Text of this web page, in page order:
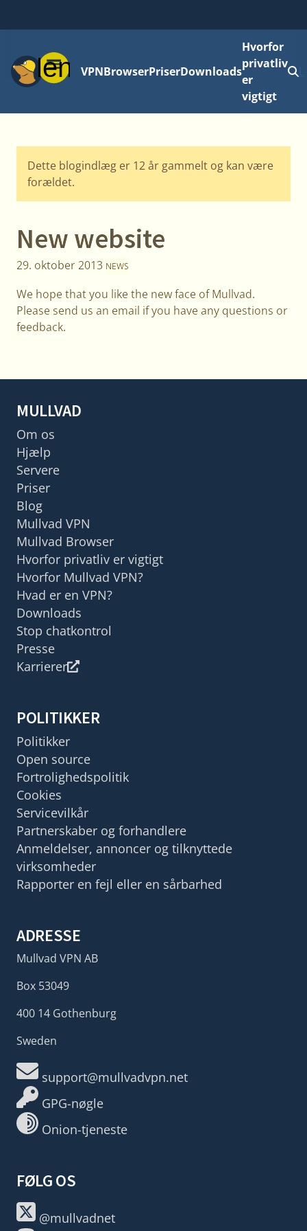
MenuVPNBrowserPriserDownloads
Hvorfor
privatliv
er
vigtigt
Dette blogindlæg er 12 år gammelt og kan være
forældet.
New website
29. oktober 2013 NEWS
We hope that you like the new face of Mullvad.
Please send us an email if you have any questions or
feedback.
MULLVAD
Om os
Hjælp
Servere
Priser
Blog
Mullvad VPN
Mullvad Browser
Hvorfor privatliv er vigtigt
Hvorfor Mullvad VPN?
Hvad er en VPN?
Downloads
Stop chatkontrol
Presse
Karrierer
POLITIKKER
Politikker
Open source
Fortrolighedspolitik
Cookies
Servicevilkår
Partnerskaber og forhandlere
Anmeldelser, annoncer og tilknyttede
virksomheder
Rapporter en fejl eller en sårbarhed
ADRESSE
Mullvad VPN AB
Box 53049
400 14 Gothenburg
Sweden
support@mullvadvpn.net
GPG-nøgle
Onion-tjeneste
FØLG OS
@mullvadnet